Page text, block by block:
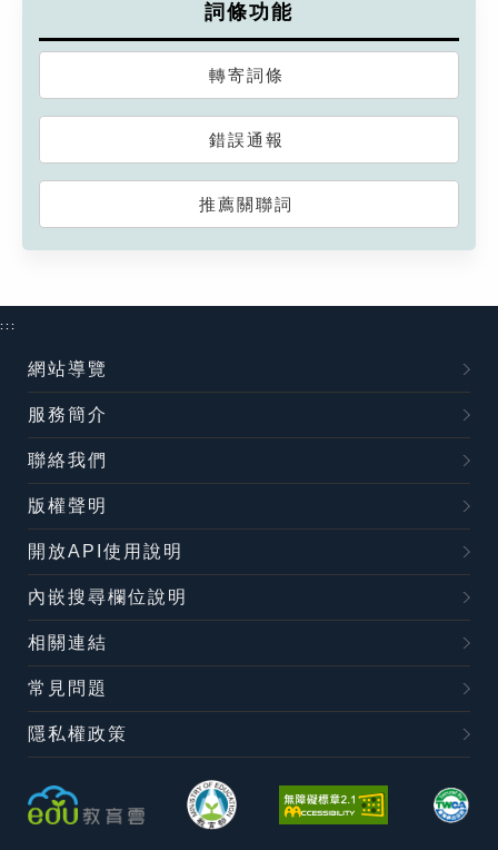
詞條功能
轉寄詞條
錯誤通報
推薦關聯詞
:::
網站導覽
服務簡介
聯絡我們
版權聲明
開放API使用說明
內嵌搜尋欄位說明
相關連結
常見問題
隱私權政策